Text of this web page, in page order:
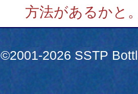
方法があるかと
©2001-2026 SSTP